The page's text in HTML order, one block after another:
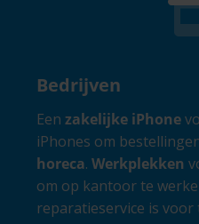
Bedrijven
Een zakelijke iPhone
iPhones om
horeca. Werkplekken
om op kantoor te
reparatieservice is